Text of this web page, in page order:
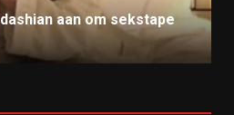
aan om sekstape